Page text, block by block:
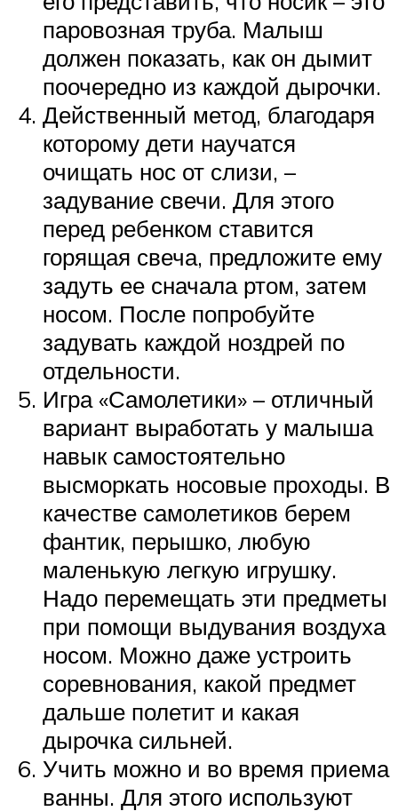
паровозная труба. Малыш
должен показать, как он дымит
поочередно из каждой дырочки.
Действенный метод, благодаря
которому дети научатся
очищать нос от слизи, –
задувание свечи. Для этого
перед ребенком ставится
горящая свеча, предложите ему
задуть ее сначала ртом, затем
носом. После попробуйте
задувать каждой ноздрей по
отдельности.
Игра «Самолетики» – отличный
вариант выработать у малыша
навык самостоятельно
высморкать носовые проходы. В
качестве самолетиков берем
фантик, перышко, любую
маленькую легкую игрушку.
Надо перемещать эти предметы
при помощи выдувания воздуха
носом. Можно даже устроить
соревнования, какой предмет
дальше полетит и какая
дырочка сильней.
Учить можно и во время приема
ванны. Для этого используют